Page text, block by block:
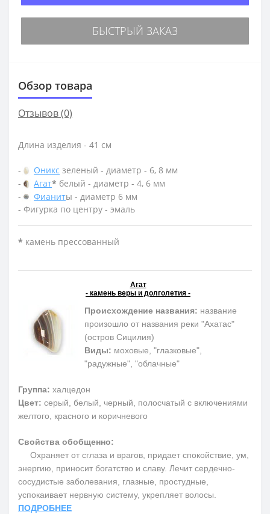
БЫСТРЫЙ ЗАКАЗ
Обзор товара
Отзывов (0)
Длина изделия - 41 см
- Оникс зеленый - диаметр - 6, 8 мм
-
Агат* белый - диаметр - 4, 6 мм
-
Фианиты - диаметр 6 мм
- Фигурка по центру - эмаль
* камень прессованный
Агат
- камень веры и долголетия -
Происхождение названия: название
произошло от названия реки "Ахатас"
(остров Сицилия)
Виды: моховые, "глазковые",
"радужные", "облачные"
Группа: халцедон
Цвет: серый, белый, черный, полосчатый с включениями
желтого, красного и коричневого
Свойства обобщенно:
Охраняет от сглаза и врагов, придает спокойствие, ум,
энергию, приносит богатство и славу. Лечит сердечно-
сосудистые заболевания, глазные, простудные,
успокаивает нервную систему, укрепляет волосы.
ПОДРОБНЕЕ